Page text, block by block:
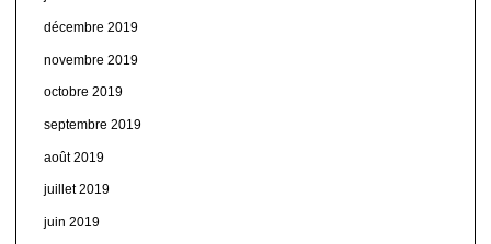
décembre 2019
novembre 2019
octobre 2019
septembre 2019
août 2019
juillet 2019
juin 2019